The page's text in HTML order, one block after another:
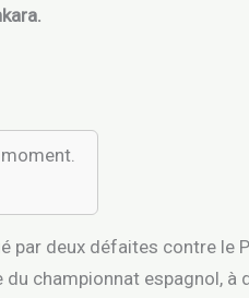
deux défaites contre le
championnat espagnol, à